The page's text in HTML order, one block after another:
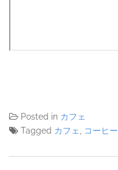
Posted in カフェ
Tagged カフェ, コーヒー